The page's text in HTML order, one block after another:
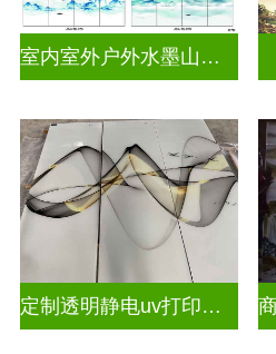
室内室外户外水墨山水画玻璃
定制透明静电uv打印玻璃